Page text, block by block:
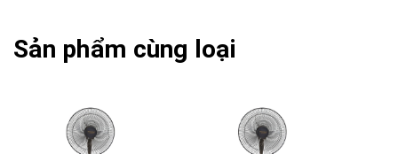
Quạt cây Vinawind QĐL-400M phù hợp quán cà phê, quán ăn
Sản phẩm cùng loại